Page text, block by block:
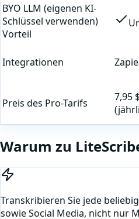
BYO LLM (eigenen KI-
Schlüssel verwenden)
Vorteil
Integrationen
Preis des Pro-Tarifs
7,95
Warum zu
Transkribieren Sie jede
sowie Social Media, nicht nur